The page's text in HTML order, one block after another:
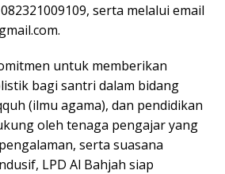
serta melalui email
.
untuk memberikan
bagi santri dalam bidang
(ilmu agama), dan pendidikan
oleh tenaga pengajar yang
serta suasana
LPD Al Bahjah siap